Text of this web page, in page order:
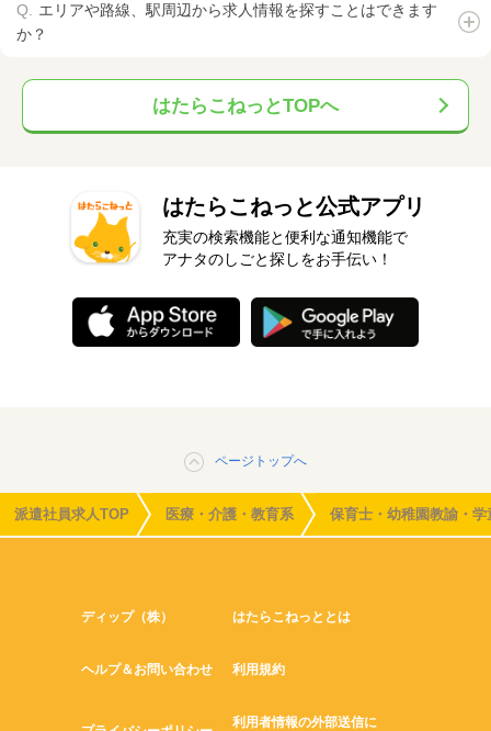
エリアや路線、駅周辺から求人情報を探すことはできます
か？
はたらこねっとTOPへ
はたらこねっと公式アプリ
充実の検索機能と便利な通知機能で
アナタのしごと探しをお手伝い！
ページトップへ
派遣社員求人TOP 医療・介護・教育系 保育士・幼稚園教諭・学
ディップ（株） はたらこねっととは
ヘルプ＆お問い合わせ 利用規約
利用者情報の外部送信に